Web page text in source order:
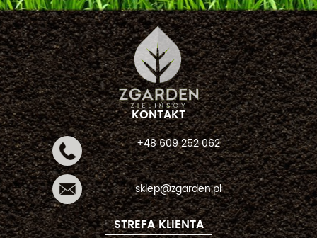
KONTAKT
+48 609 252 062
sklep@zgarden.pl
STREFA KLIENTA